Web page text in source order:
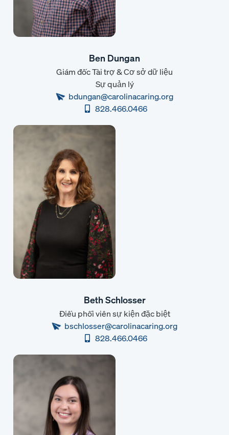
Ben Dungan
Giám đốc Tài trợ & Cơ sở dữ liệu
Sự quản lý
bdungan@carolinacaring.org
828.466.0466
Beth Schlosser
Điều phối viên sự kiện đặc biệt
bschlosser@carolinacaring.org
828.466.0466